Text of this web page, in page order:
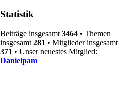
Statistik
Beiträge insgesamt 3464 • Themen
insgesamt 281 • Mitglieder insgesamt
371 • Unser neuestes Mitglied:
Danielpam